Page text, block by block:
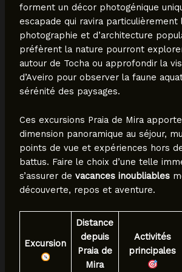
forment un décor photogénique
escapade qui ravira particulièrement
photographie et d’architecture
préfèrent la nature pourront
autour de Tocha ou approfondir la
d’Aveiro pour observer la faune
sérénité des paysages.
Ces excursions Praia de Mira
dimension panoramique au séjour,
points de vue et expériences hors
battus. Faire le choix d’une telle
s’assurer de vacances inoubliables
découverte, repos et aventure.
Excursion
Distance
depuis
Praia de
Mira
Activités
principales